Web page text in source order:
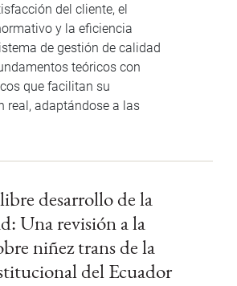
del cliente, el
y la eficiencia
de gestión de calidad
teóricos con
que facilitan su
real, adaptándose a las
desarrollo de la
Una revisión a la
niñez trans de la
del Ecuador